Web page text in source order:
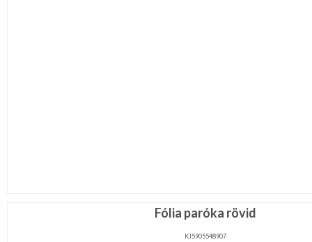
Fólia paróka rövid
KJ5905548907